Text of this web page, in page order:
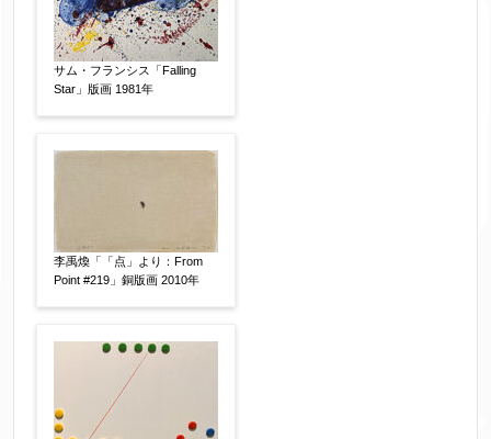
サム・フランシス「Falling
Star」版画 1981年
李禹煥「「点」より：From
Point #219」銅版画 2010年